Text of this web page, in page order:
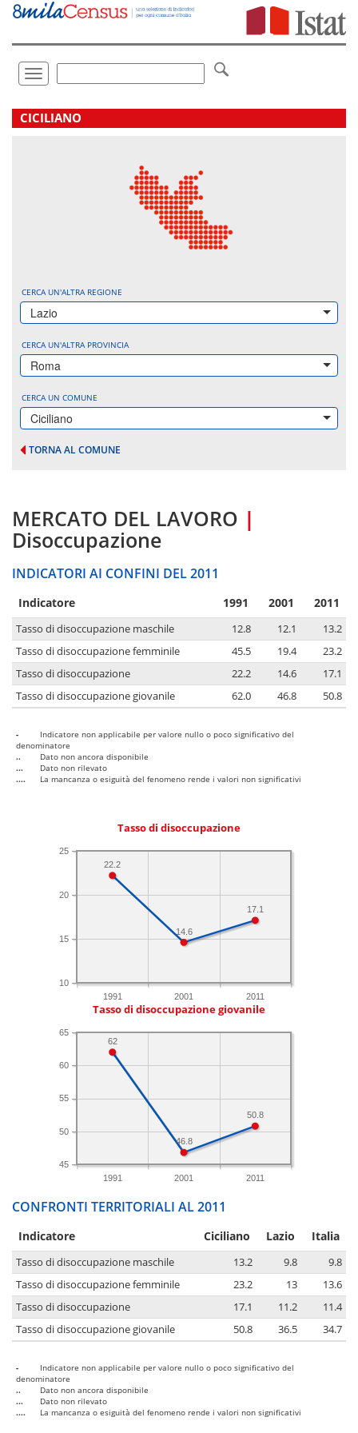
Vai
direttamente
Toggle
navigation
.
CICILIANO
CERCA UN'ALTRA REGIONE
Lazio
CERCA UN'ALTRA PROVINCIA
Roma
CERCA UN COMUNE
Ciciliano
TORNA AL COMUNE
MERCATO DEL LAVORO |
Disoccupazione
INDICATORI AI CONFINI DEL 2011
Indicatore 1991 2001 2011
Tasso di disoccupazione maschile 12.8 12.1
13.2
Tasso di disoccupazione femminile
45.5 19.4
23.2
Tasso di disoccupazione
22.2 14.6
17.1
Tasso di disoccupazione giovanile
62.0 46.8 50.8
-
Indicatore non applicabile per valore nullo o poco significativo del
denominatore
..
Dato non ancora disponibile
...
Dato non rilevato
....
La mancanza o esiguità del fenomeno rende i valori non significativi
Tasso di disoccupazione
1991 2001 2011
10
15
20
25
17.1
14.6
22.2
Tasso di disoccupazione giovanile
1991 2001 2011
45
50
55
60
65
50.8
46.8
62
CONFRONTI TERRITORIALI AL 2011
Indicatore Ciciliano Lazio Italia
Tasso di disoccupazione maschile 13.2 9.8
9.8
Tasso di disoccupazione femminile
23.2 13
13.6
Tasso di disoccupazione
17.1 11.2
11.4
Tasso di disoccupazione giovanile
50.8 36.5 34.7
-
Indicatore non applicabile per valore nullo o poco significativo del
denominatore
..
Dato non ancora disponibile
...
Dato non rilevato
....
La mancanza o esiguità del fenomeno rende i valori non significativi